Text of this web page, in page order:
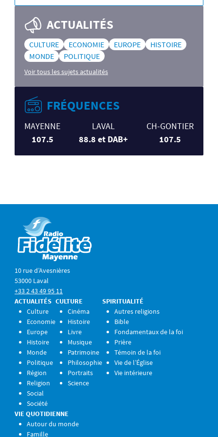
ACTUALITÉS
CULTURE ECONOMIE EUROPE
HISTOIRE
MONDE
POLITIQUE
Voir tous les sujets actualités
FRÉQUENCES
MAYENNE
107.5
LAVAL
88.8 et DAB+
CH-GONTIER
107.5
10 rue d’Avesnières
53000 Laval
+33 2 43 49 95 11
ACTUALITÉS
Culture
Economie
Europe
Histoire
Monde
Politique
Région
Religion
Social
Société
CULTURE
Cinéma
Histoire
Livre
Musique
Patrimoine
Philosophie
Portraits
Science
SPIRITUALITÉ
Autres religions
Bible
Fondamentaux de la foi
Prière
Témoin de la foi
Vie de l’Église
Vie intérieure
VIE QUOTIDIENNE
Autour du monde
Famille